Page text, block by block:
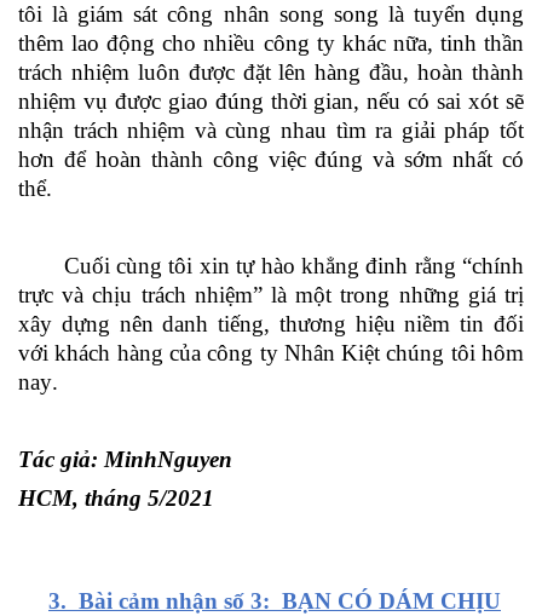
tôi là giám sát công nhân song song là tuyển dụng
thêm lao động cho nhiều công ty khác nữa, tinh thần
trách nhiệm luôn được đặt lên hàng đầu, hoàn thành
nhiệm vụ được giao đúng thời gian, nếu có sai xót sẽ
nhận trách nhiệm và cùng nhau tìm ra giải pháp tốt
hơn để hoàn thành công việc đúng và sớm nhất có
thể.
Cuối cùng tôi xin tự hào khẳng đinh rằng “chính
trực và chịu trách nhiệm” là một trong những giá trị
xây dựng nên danh tiếng, thương hiệu niềm tin đối
với khách hàng của công ty Nhân Kiệt chúng tôi hôm
nay.
Tác giả: MinhNguyen
HCM, tháng 5/2021
3. Bài cảm nhận số 3: BẠN CÓ DÁM CHỊU